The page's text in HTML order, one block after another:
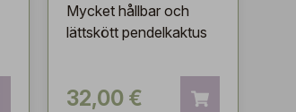
Mycket hållbar och
lättskött pendelkaktus
32,00 €